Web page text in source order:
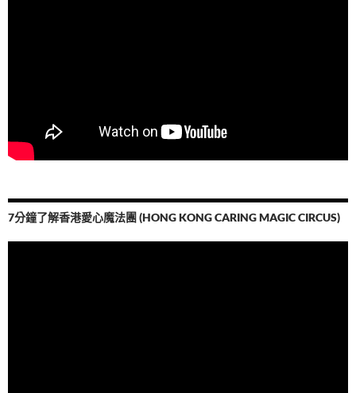
7分鐘了解香港愛心魔法團 (HONG KONG CARING MAGIC CIRCUS)